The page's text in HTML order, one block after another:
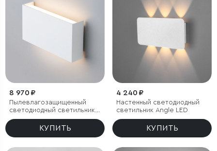
8 970 ₽
Пылевлагозащищенный
светодиодный светильник
Golf IP54
КУПИТЬ
4 240 ₽
Настенный светодиодный
светильник Angle LED
КУПИТЬ